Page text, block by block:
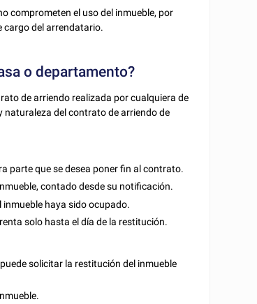
comprometen el uso del inmueble, por
cargo del arrendatario.
o departamento?
de arriendo realizada por cualquiera de
naturaleza del contrato de arriendo de
parte que se desea poner fin al contrato.
contado desde su notificación.
inmueble haya sido ocupado.
solo hasta el día de la restitución.
solicitar la restitución del inmueble